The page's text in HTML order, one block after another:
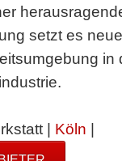
setzt es
in
| Köln